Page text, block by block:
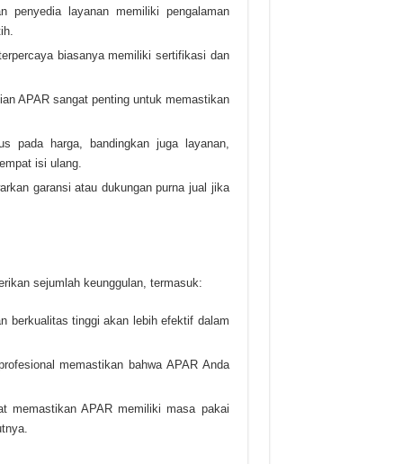
penyedia layanan memiliki pengalaman
biasanya memiliki sertifikasi dan
APAR sangat penting untuk memastikan
pada harga, bandingkan juga layanan,
isi ulang.
garansi atau dukungan purna jual jika
sejumlah keunggulan, termasuk:
berkualitas tinggi akan lebih efektif dalam
memastikan bahwa APAR Anda
memastikan APAR memiliki masa pakai